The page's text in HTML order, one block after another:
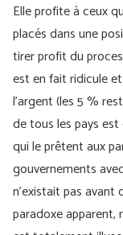
Elle profite à ceux
placés dans une
tirer profit du
est en fait ridicule
l’argent (les 5 %
de tous les pays
qui le prêtent aux
gouvernements
n’existait pas avant
paradoxe apparent,